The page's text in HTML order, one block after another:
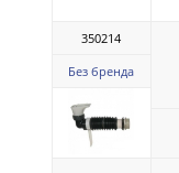
350214
Без бренда